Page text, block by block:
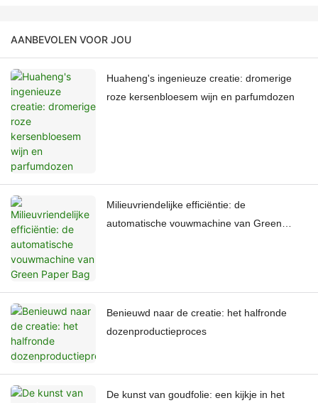
AANBEVOLEN VOOR JOU
Huaheng's ingenieuze creatie: dromerige
roze kersenbloesem wijn en parfumdozen
Milieuvriendelijke efficiëntie: de
automatische vouwmachine van Green
Benieuwd naar de creatie: het halfronde
dozenproductieproces
De kunst van goudfolie: een kijkje in het